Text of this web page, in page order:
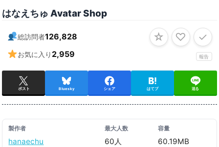
はなえちゅ Avatar Shop
総訪問者126,828
お気に入り 2,959 報告
☆ ♡ ✓
ポスト Bluesky シェア はてブ 送る
製作者
hanaechu
最大人数
60人
容量
60.19MB